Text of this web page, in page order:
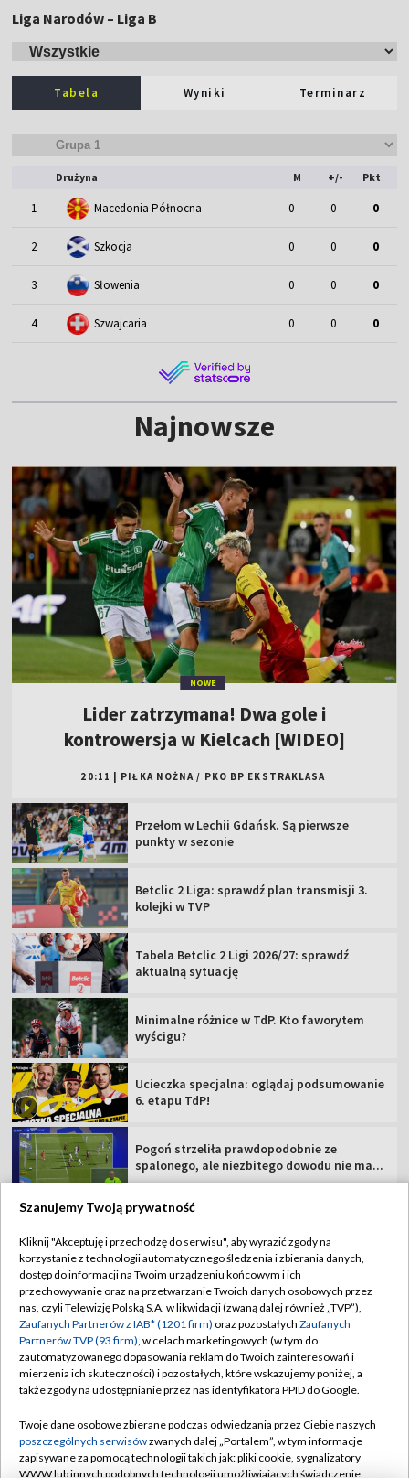
Liga Narodów – Liga B
Tabela Wyniki Terminarz
Drużyna M +/- Pkt
1 Macedonia Północna 0 0 0
2 Szkocja 0 0 0
3 Słowenia 0 0 0
4 Szwajcaria 0 0 0
Najnowsze
NOWE
Lider zatrzymana! Dwa gole i
kontrowersja w Kielcach [WIDEO]
20:11 PIŁKA NOŻNA / PKO BP EKSTRAKLASA
Przełom w Lechii Gdańsk. Są pierwsze
punkty w sezonie
Betclic 2 Liga: sprawdź plan transmisji 3.
kolejki w TVP
Tabela Betclic 2 Ligi 2026/27: sprawdź
aktualną sytuację
Minimalne różnice w TdP. Kto faworytem
wyścigu?
Ucieczka specjalna: oglądaj podsumowanie
6. etapu TdP!
Pogoń strzeliła prawdopodobnie ze
spalonego, ale niezbitego dowodu nie ma...
TVP
Abonament TVP
Sklep TVP
Biuro Reklamy
Oferta Handlowa
Emisja w TVP
Rada Programowa
Regulamin TVP
Polityka prywatności
Moje zgody
Biuro reklamy
Kanały
Szanujemy Twoją prywatność
Kliknij "Akceptuję i przechodzę do serwisu", aby wyrazić zgody na
korzystanie z technologii automatycznego śledzenia i zbierania danych,
dostęp do informacji na Twoim urządzeniu końcowym i ich
przechowywanie oraz na przetwarzanie Twoich danych osobowych przez
nas, czyli Telewizję Polską S.A. w likwidacji (zwaną dalej również „TVP”),
Zaufanych Partnerów z IAB* (1201 firm) oraz pozostałych Zaufanych
Partnerów TVP (93 firm), w celach marketingowych (w tym do
zautomatyzowanego dopasowania reklam do Twoich zainteresowań i
mierzenia ich skuteczności) i pozostałych, które wskazujemy poniżej, a
także zgody na udostępnianie przez nas identyfikatora PPID do Google.
Twoje dane osobowe zbierane podczas odwiedzania przez Ciebie naszych
poszczególnych serwisówzwanych dalej „Portalem”, w tym informacje
zapisywane za pomocą technologii takich jak: pliki cookie, sygnalizatory
WWW lub innych podobnych technologii umożliwiających świadczenie